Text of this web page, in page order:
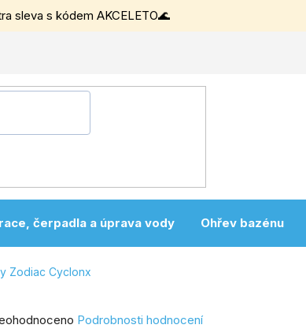
sleva s kódem AKCELETO🌊
čerpadla a úprava vody Ohřev bazénu
Zodiac Cyclonx
Podrobnosti hodnocení